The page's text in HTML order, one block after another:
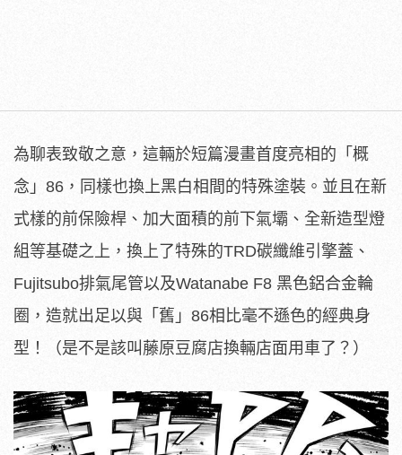
為聊表致敬之意，這輛於短篇漫畫首度亮相的「概
念」86，同樣也換上黑白相間的特殊塗裝。並且在新
式樣的前保險桿、加大面積的前下氣壩、全新造型燈
組等基礎之上，換上了特殊的TRD碳纖維引擎蓋、
Fujitsubo排氣尾管以及Watanabe F8 黑色鋁合金輪
圈，造就出足以與「舊」86相比毫不遜色的經典身
型！（是不是該叫藤原豆腐店換輛店面用車了？）